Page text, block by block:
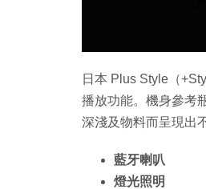
日本 Plus Style（
播放功能。機身參考
深淺及物料而呈現出
藍牙喇叭
燈光照明